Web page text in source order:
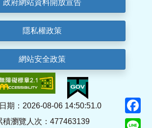
政府網站資料開放宣告
隱私權政策
網站安全政策
期：2026-08-06 14:50:51.0
積瀏覽人次：477463139